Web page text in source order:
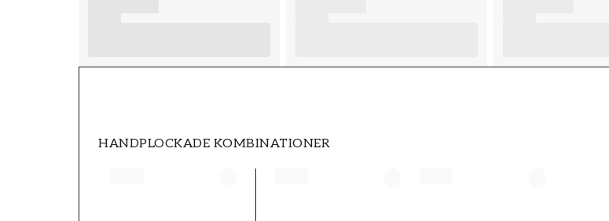
HANDPLOCKADE KOMBINATIONER